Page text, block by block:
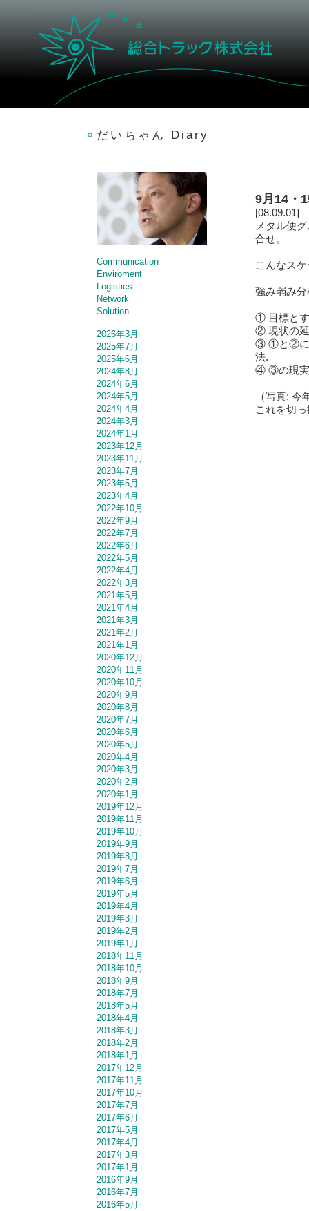
だいちゃん Diary
Communication
Enviroment
Logistics
Network
Solution
2026年3月
2025年7月
2025年6月
2024年8月
2024年6月
2024年5月
2024年4月
2024年3月
2024年1月
2023年12月
2023年11月
2023年7月
2023年5月
2023年4月
2022年10月
2022年9月
2022年7月
2022年6月
2022年5月
2022年4月
2022年3月
2021年5月
2021年4月
2021年3月
2021年2月
2021年1月
2020年12月
2020年11月
2020年10月
2020年9月
2020年8月
2020年7月
2020年6月
2020年5月
2020年4月
2020年3月
2020年2月
2020年1月
2019年12月
2019年11月
2019年10月
2019年9月
2019年8月
2019年7月
2019年6月
2019年5月
2019年4月
2019年3月
2019年2月
2019年1月
2018年11月
2018年10月
2018年9月
2018年7月
2018年5月
2018年4月
2018年3月
2018年2月
2018年1月
2017年12月
2017年11月
2017年10月
2017年7月
2017年6月
2017年5月
2017年4月
2017年3月
2017年1月
2016年9月
2016年7月
2016年5月
9月14・
[08.09.01]
メタル便
合せ。
こんなス
強み弱み
① 目標と
② 現状の
③ ①と②に
法.
④ ③の現実
（写真:
これを切